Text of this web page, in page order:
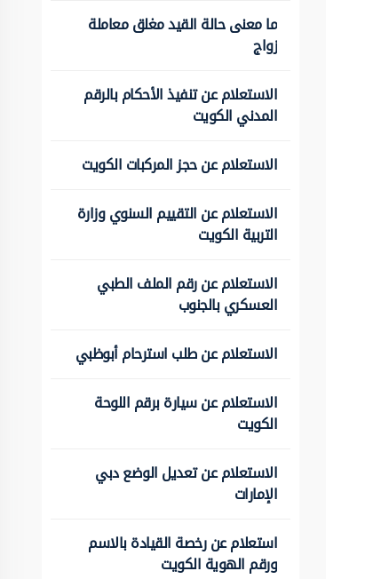
ما معنى حالة القيد مغلق معاملة
زواج
الاستعلام عن تنفيذ الأحكام بالرقم
المدني الكويت
الاستعلام عن حجز المركبات الكويت
الاستعلام عن التقييم السنوي وزارة
التربية الكويت
الاستعلام عن رقم الملف الطبي
العسكري بالجنوب
الاستعلام عن طلب استرحام أبوظبي
الاستعلام عن سيارة برقم اللوحة
الكويت
الاستعلام عن تعديل الوضع دبي
الإمارات
استعلام عن رخصة القيادة بالاسم
ورقم الهوية الكويت